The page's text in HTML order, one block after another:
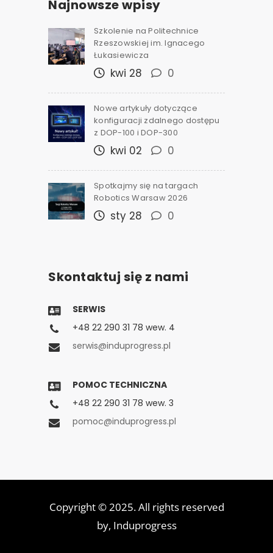
Najnowsze wpisy
Szkolenie na Politechnice
Rzeszowskiej im. Ignacego
Łukasiewicza
kwi 28 0
Nowe artykuły dotyczące
konfiguracji zdalnego dostępu
z DOP-100 i DOP-300
kwi 02 0
Spotkajmy się na targach
Robotics Warsaw 2026
sty 28 0
Skontaktuj się z nami
SERWIS
+48 22 290 31 78 wew. 4
serwis@induprogress.pl
POMOC TECHNICZNA
+48 22 290 31 78 wew. 3
pomoc@induprogress.pl
Copyright © 2025. All rights reserved
by, Induprogress